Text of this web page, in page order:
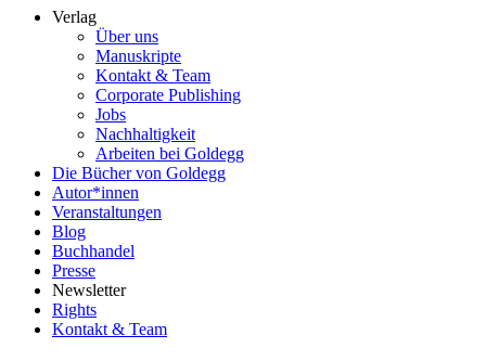
Verlag
Über uns
Manuskripte
Kontakt & Team
Corporate Publishing
Jobs
Nachhaltigkeit
Arbeiten bei Goldegg
Die Bücher von Goldegg
Autor*innen
Veranstaltungen
Blog
Buchhandel
Presse
Newsletter
Rights
Kontakt & Team